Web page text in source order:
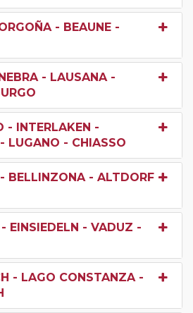
- BEAUNE -
- LAUSANA -
- INTERLAKEN -
LUGANO - CHIASSO
BELLINZONA - ALTDORF -
EINSIEDELN - VADUZ -
- LAGO CONSTANZA -